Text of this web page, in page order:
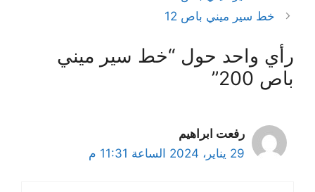
خط سير ميني باص 12
رأي واحد حول “خط سير ميني
باص 200”
رفعت ابراهيم
29 يناير، 2024 الساعة 11:31 م